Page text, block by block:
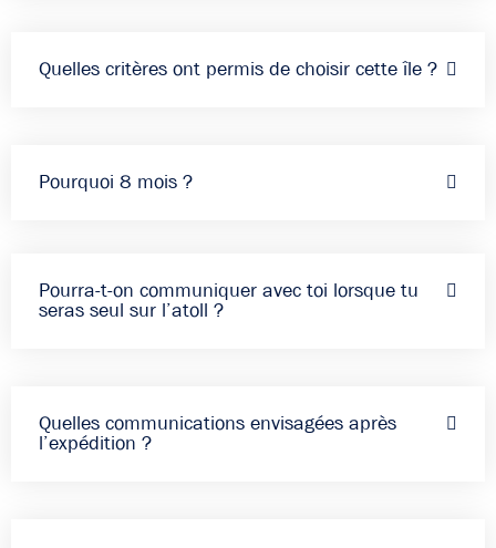
Quelles critères ont permis de choisir cette île ?
Pourquoi 8 mois ?
Pourra-t-on communiquer avec toi lorsque tu
seras seul sur l’atoll ?
Quelles communications envisagées après
l’expédition ?